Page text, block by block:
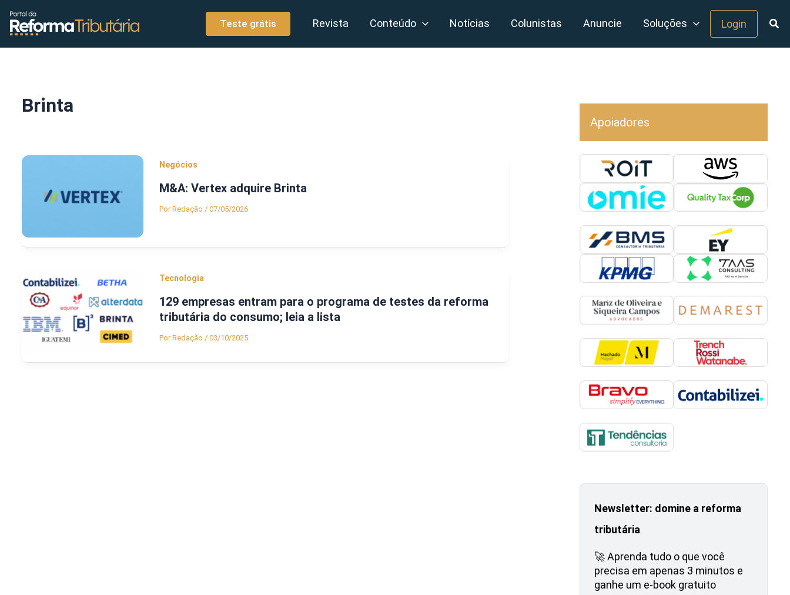
conteúdo
Teste grátis Revista Conteúdo Notícias Colunistas Anuncie Soluções Login
Brinta
Negócios
M&A: Vertex adquire Brinta
PorRedação / 07/05/2026
Tecnologia
129 empresas entram para o programa de testes da reforma
tributária do consumo; leia a lista
PorRedação / 03/10/2025
Apoiadores
Newsletter: domine a reforma
tributária
🚀 Aprenda tudo o que você
precisa em apenas 3 minutos e
ganhe um e-book gratuito